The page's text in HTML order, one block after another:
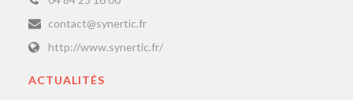
contact@synertic.fr
http://www.synertic.fr/
ACTUALITÉS